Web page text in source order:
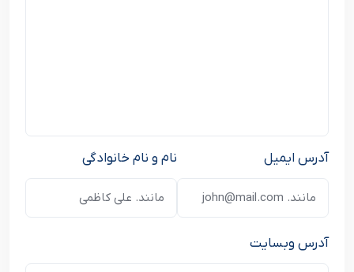
نام و نام خانوادگی آدرس ایمیل
آدرس وبسایت